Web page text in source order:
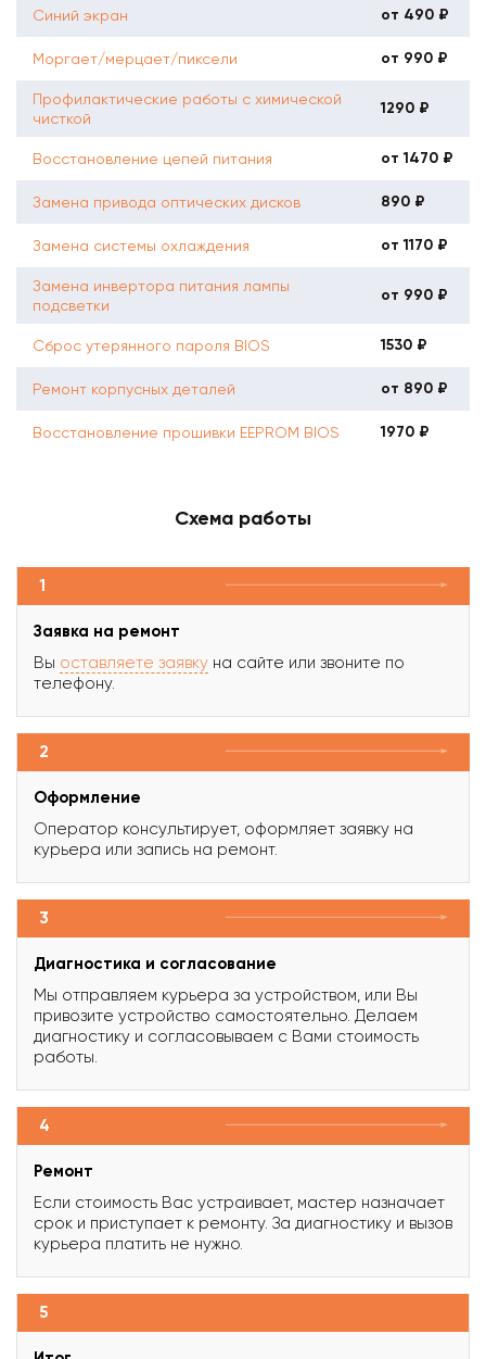
Синий экран от 490 ₽
Моргает/мерцает/пиксели от 990 ₽
Профилактические работы с химической
чисткой
1290 ₽
Восстановление цепей питания от 1470 ₽
Замена привода оптических дисков 890 ₽
Замена системы охлаждения от 1170 ₽
Замена инвертора питания лампы
подсветки
от 990 ₽
Сброс утерянного пароля BIOS 1530 ₽
Ремонт корпусных деталей от 890 ₽
Восстановление прошивки EEPROM BIOS 1970 ₽
Схема работы
1
Заявка на ремонт
Вы оставляете заявку на сайте или звоните по
телефону.
2
Оформление
Оператор консультирует, оформляет заявку на
курьера или запись на ремонт.
3
Диагностика и согласование
Мы отправляем курьера за устройством, или Вы
привозите устройство самостоятельно. Делаем
диагностику и согласовываем с Вами стоимость
работы.
4
Ремонт
Если стоимость Вас устраивает, мастер назначает
срок и приступает к ремонту. За диагностику и вызов
курьера платить не нужно.
5